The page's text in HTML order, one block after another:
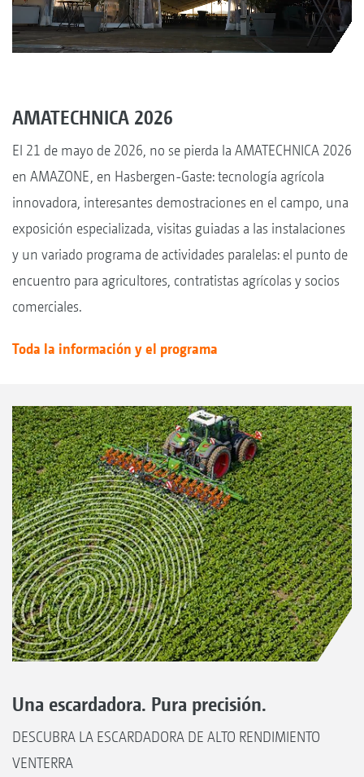
AMATECHNICA 2026
El 21 de mayo de 2026, no se pierda la AMATECHNICA 2026
en AMAZONE, en Hasbergen-Gaste: tecnología agrícola
innovadora, interesantes demostraciones en el campo, una
exposición especializada, visitas guiadas a las instalaciones
y un variado programa de actividades paralelas: el punto de
encuentro para agricultores, contratistas agrícolas y socios
comerciales.
Toda la información y el programa
Una escardadora. Pura precisión.
DESCUBRA LA ESCARDADORA DE ALTO RENDIMIENTO
VENTERRA